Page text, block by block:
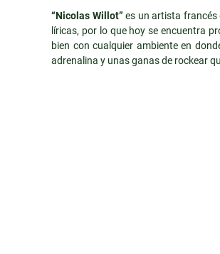
“Nicolas Willot” es un artista francés
líricas, por lo que hoy se encuentra
bien con cualquier ambiente en
adrenalina y unas ganas de rockear